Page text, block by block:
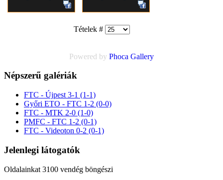
Tételek #
Powered by Phoca Gallery
Népszerű galériák
FTC - Újpest 3-1 (1-1)
Győri ETO - FTC 1-2 (0-0)
FTC - MTK 2-0 (1-0)
PMFC - FTC 1-2 (0-1)
FTC - Videoton 0-2 (0-1)
Jelenlegi látogatók
Oldalainkat 3100 vendég böngészi